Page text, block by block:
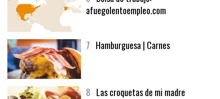
afuegolentoempleo.com
7 Hamburguesa | Carnes
8 Las croquetas de mi madre